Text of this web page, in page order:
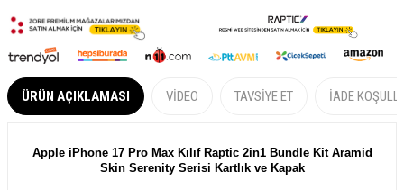
ÜRÜN AÇIKLAMASI VIDEO TAVSIYE ET İADE
Apple iPhone 17 Pro Max Kılıf Raptic 2in1 Bundle Kit Aramid
Skin Serenity Serisi Kartlık ve Kapak